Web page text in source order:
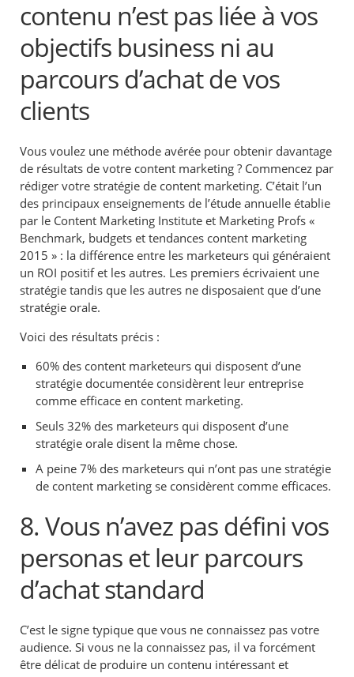
contenu n’est pas liée à vos
objectifs business ni au
parcours d’achat de vos
clients
Vous voulez une méthode avérée pour obtenir davantage
de résultats de votre content marketing ? Commencez par
rédiger votre stratégie de content marketing. C’était l’un
des principaux enseignements de l’étude annuelle établie
par le Content Marketing Institute et Marketing Profs «
Benchmark, budgets et tendances content marketing
2015 » : la différence entre les marketeurs qui généraient
un ROI positif et les autres. Les premiers écrivaient une
stratégie tandis que les autres ne disposaient que d’une
stratégie orale.
Voici des résultats précis :
60% des content marketeurs qui disposent d’une
stratégie documentée considèrent leur entreprise
comme efficace en content marketing.
Seuls 32% des marketeurs qui disposent d’une
stratégie orale disent la même chose.
A peine 7% des marketeurs qui n’ont pas une stratégie
de content marketing se considèrent comme efficaces.
8. Vous n’avez pas défini vos
personas et leur parcours
d’achat standard
C’est le signe typique que vous ne connaissez pas votre
audience. Si vous ne la connaissez pas, il va forcément
être délicat de produire un contenu intéressant et